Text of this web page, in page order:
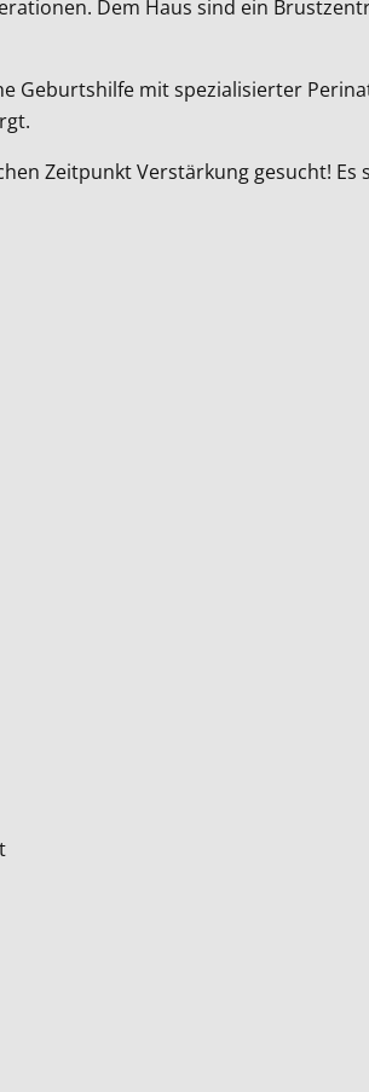
Dem Haus sind ein
Geburtshilfe mit spezialisierter
Zeitpunkt Verstärkung gesucht!